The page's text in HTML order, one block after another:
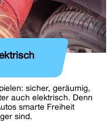
sicher, geräumig,
auch elektrisch. Denn
smarte Freiheit
sind.